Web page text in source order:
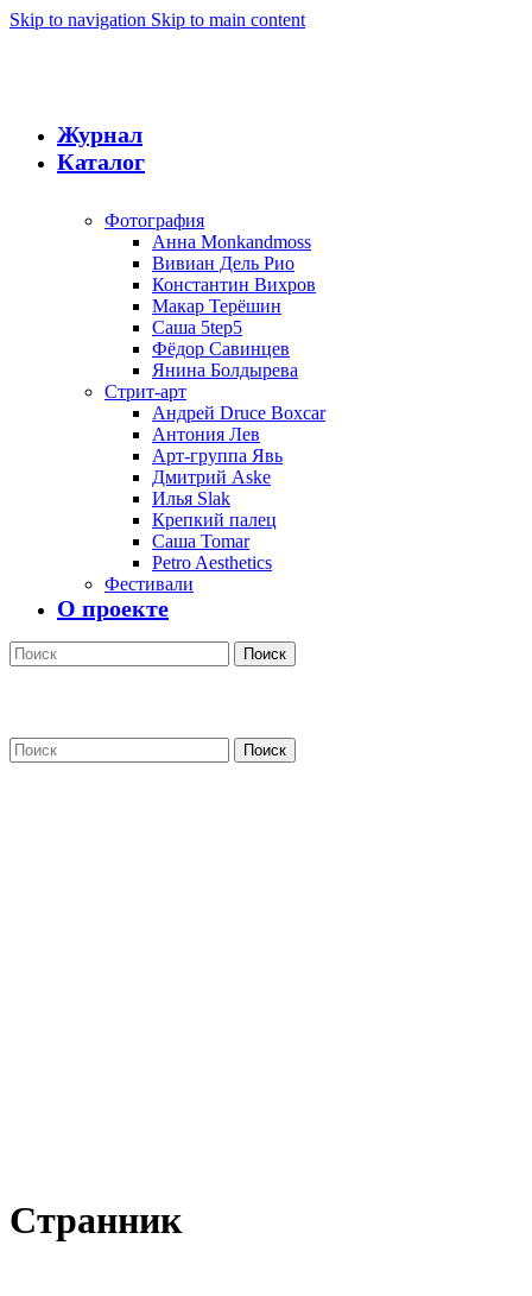
Skip to navigation Skip to main content
Журнал
Каталог
Фотография
Анна Monkandmoss
Вивиан Дель Рио
Константин Вихров
Макар Терёшин
Саша 5tep5
Фёдор Савинцев
Янина Болдырева
Стрит-арт
Андрей Druce Boxcar
Антония Лев
Арт-группа Явь
Дмитрий Aske
Илья Slak
Крепкий палец
Саша Tomar
Petro Aesthetics
Фестивали
О проекте
Поиск
Поиск
Странник